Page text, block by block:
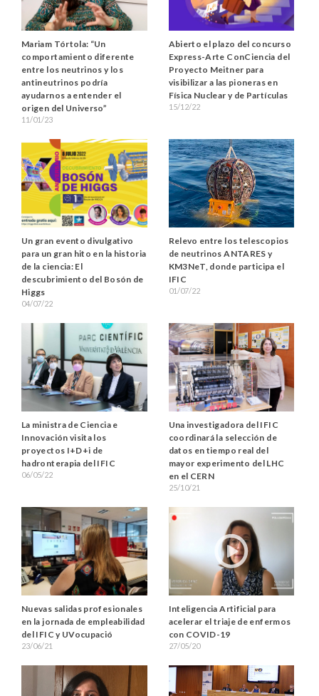
Mariam Tórtola: “Un
comportamiento diferente
entre los neutrinos y los
antineutrinos podría
ayudarnos a entender el
origen del Universo”
11/01/23
Abierto el plazo del concurso
Express-Arte ConCiencia del
Proyecto Meitner para
visibilizar a las pioneras en
Física Nuclear y de Partículas
15/12/22
Un gran evento divulgativo
para un gran hito en la historia
de la ciencia: El
descubrimiento del Bosón de
Higgs
04/07/22
Relevo entre los telescopios
de neutrinos ANTARES y
KM3NeT, donde participa el
IFIC
01/07/22
La ministra de Ciencia e
Innovación visita los
proyectos I+D+i de
hadronterapia del IFIC
06/05/22
Una investigadora del IFIC
coordinará la selección de
datos en tiempo real del
mayor experimento del LHC
en el CERN
25/10/21
Nuevas salidas profesionales
en la jornada de empleabilidad
del IFIC y UVocupació
23/06/21
Inteligencia Artificial para
acelerar el triaje de enfermos
con COVID-19
27/05/20